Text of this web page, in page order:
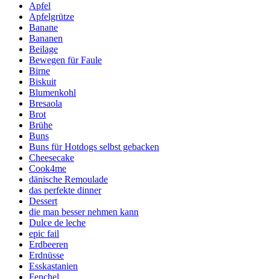
Apfel
Apfelgrütze
Banane
Bananen
Beilage
Bewegen für Faule
Birne
Biskuit
Blumenkohl
Bresaola
Brot
Brühe
Buns
Buns für Hotdogs selbst gebacken
Cheesecake
Cook4me
dänische Remoulade
das perfekte dinner
Dessert
die man besser nehmen kann
Dulce de leche
epic fail
Erdbeeren
Erdnüsse
Esskastanien
Fenchel